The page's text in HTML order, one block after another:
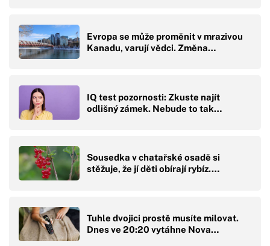
Evropa se může proměnit v mrazivou
Kanadu, varují vědci. Změna…
IQ test pozornosti: Zkuste najít
odlišný zámek. Nebude to tak…
Sousedka v chatařské osadě si
stěžuje, že jí děti obírají rybíz.…
Tuhle dvojici prostě musíte milovat.
Dnes ve 20:20 vytáhne Nova…